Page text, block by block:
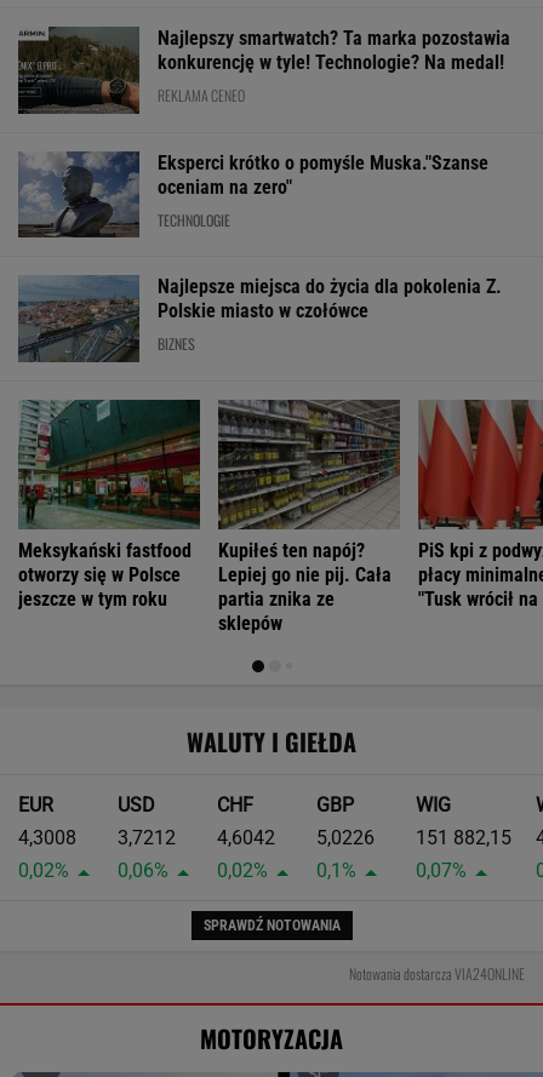
Najlepszy smartwatch? Ta marka pozostawia
konkurencję w tyle! Technologie? Na medal!
REKLAMA CENEO
Eksperci krótko o pomyśle Muska."Szanse
oceniam na zero"
TECHNOLOGIE
Najlepsze miejsca do życia dla pokolenia Z.
Polskie miasto w czołówce
BIZNES
Meksykański fastfood
otworzy się w Polsce
jeszcze w tym roku
Kupiłeś ten napój?
Lepiej go nie pij. Cała
partia znika ze
sklepów
PiS kpi z
płacy
"Tusk wrócił na
WALUTY I GIEŁDA
EUR
4,3008
0,02%
USD
3,7212
0,06%
CHF
4,6042
0,02%
GBP
5,0226
0,1%
WIG
151 882,15
0,07%
SPRAWDŹ NOTOWANIA
Notowania dostarcza VIA24ONLINE
MOTORYZACJA